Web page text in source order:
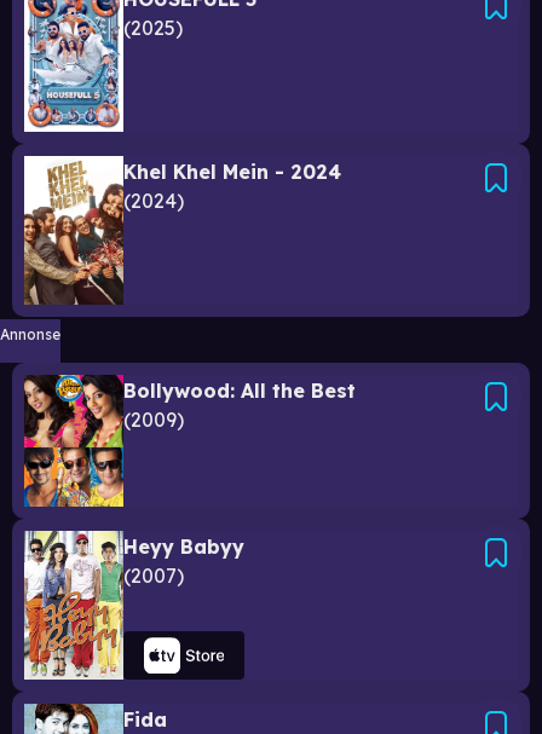
2025
Khel Khel Mein - 2024
2024
Annonse
Bollywood: All the Best
2009
Heyy Babyy
2007
Fida